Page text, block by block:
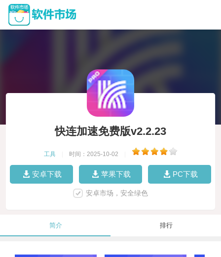
快连加速免费版v2.2.23
工具 时间：2025-10-02
安卓下载 苹果下载 PC下载
安卓市场，安全绿色
简介 排行